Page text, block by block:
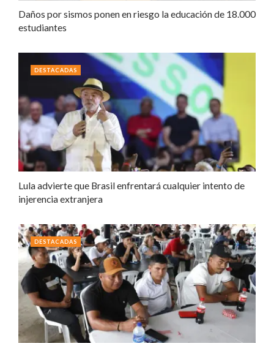
Daños por sismos ponen en riesgo la educación de 18.000
estudiantes
Lula advierte que Brasil enfrentará cualquier intento de
injerencia extranjera
DESTACADAS
DESTACADAS